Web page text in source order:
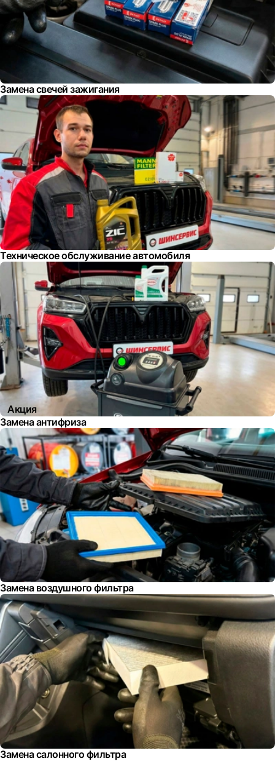
Замена свечей зажигания
Техническое обслуживание автомобиля
Акция
Замена антифриза
Замена воздушного фильтра
Замена салонного фильтра